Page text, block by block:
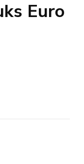
Euro